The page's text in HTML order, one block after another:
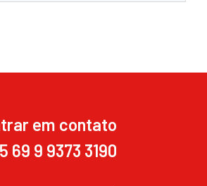
em contato
69 9 9373 3190